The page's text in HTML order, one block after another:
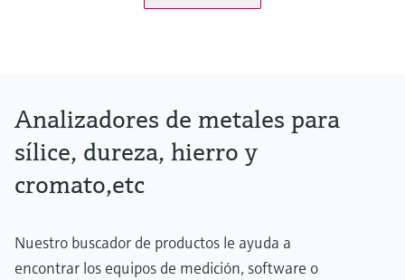
Analizadores de metales para
sílice, dureza, hierro y
cromato,etc
Nuestro buscador de productos le ayuda a
encontrar los equipos de medición, software o